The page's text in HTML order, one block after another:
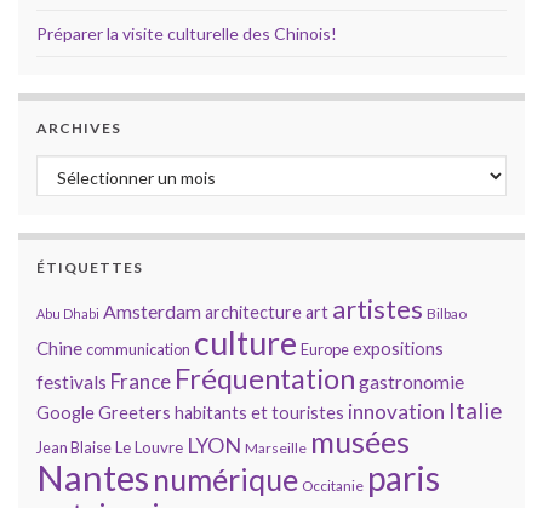
Préparer la visite culturelle des Chinois!
ARCHIVES
Archives
ÉTIQUETTES
Abu Dhabi Amsterdamarchitectureart artistes Bilbao
Chinecommunication culture Europeexpositions
festivals France Fréquentation gastronomie
GoogleGreeters habitants et touristes innovation Italie
Jean BlaiseLe Louvre LYON Marseille musées
Nantes numérique Occitanie paris